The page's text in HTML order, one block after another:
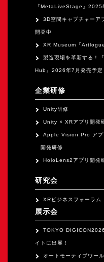
『MetaLiveStage』2025
3D空間キャプチャーア
開発中
XR Museum『Artlogue
製造現場を革新する！
Hub』2026年7月発売予定
企業研修
Unity研修
Unity × XRアプリ開発
Apple Vision Pro アプ
開発研修
HoloLens2アプリ開発
研究会
XRビジネスフォーラム
展示会
TOKYO
イトに出展！
オートモーティブワー